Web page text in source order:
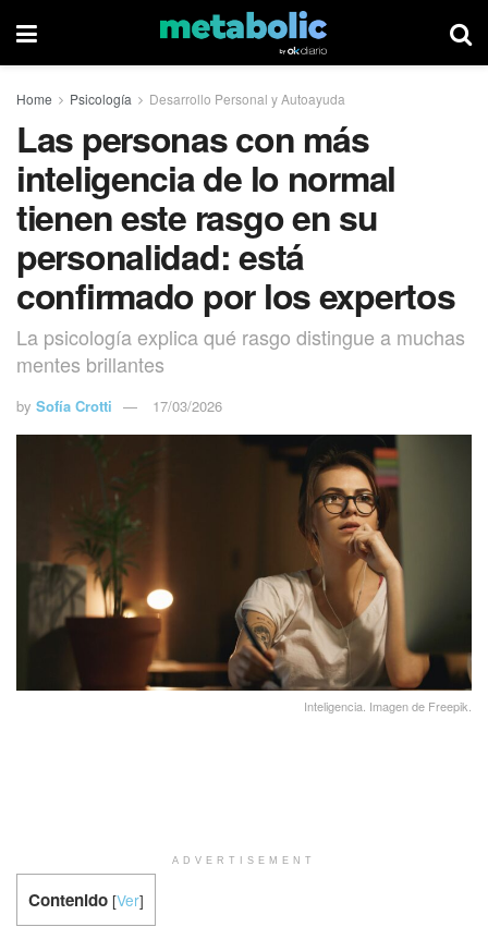
Home Psicología Desarrollo Personal y Autoayuda
Las personas con más
inteligencia de lo normal
tienen este rasgo en su
personalidad: está
confirmado por los expertos
La psicología explica qué rasgo distingue a muchas
mentes brillantes
by Sofía Crotti 17/03/2026
Inteligencia. Imagen de Freepik.
ADVERTISEMENT
Contenido [Ver]